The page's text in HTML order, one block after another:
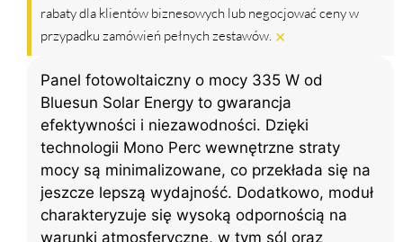
rabaty dla klientów biznesowych lub negocjować ceny w
przypadku zamówień pełnych zestawów. ×
Panel fotowoltaiczny o mocy 335 W od
Bluesun Solar Energy to gwarancja
efektywności i niezawodności. Dzięki
technologii Mono Perc wewnętrzne straty
mocy są minimalizowane, co przekłada się na
jeszcze lepszą wydajność. Dodatkowo, moduł
charakteryzuje się wysoką odpornością na
warunki atmosferyczne, w tym sól oraz